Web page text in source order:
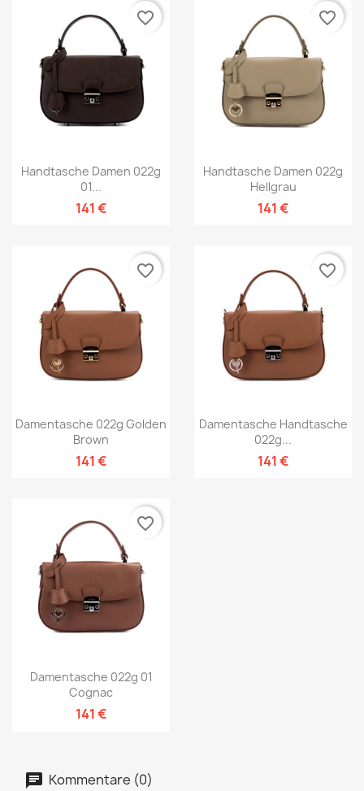
Handtasche Damen 022g
01...
141 €
favorite_border
Handtasche Damen 022g
Hellgrau
141 €
favorite_border
Damentasche 022g Golden
Brown
141 €
favorite_border
Damentasche Handtasche
022g...
141 €
favorite_border
Damentasche 022g 01
Cognac
141 €
favorite_border
Kommentare (0)